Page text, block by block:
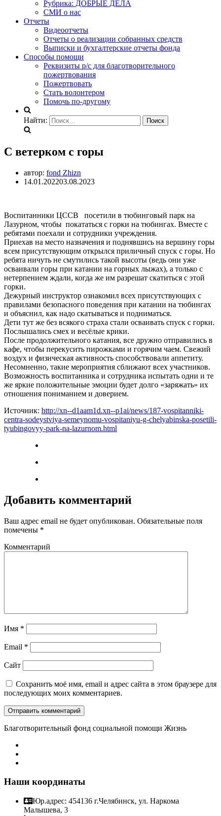
Рубрика: ДОБРЫЕ ДЕЛА
СМИ о нас
Отчеты
Видеоотчеты
Отчеты о реализации собранных средств
Выписки и бухгалтерские отчеты фонда
Способы помощи
Реквизиты р/с для благотворительного
пожертвования
Пожертвовать
Стать волонтером
Помочь по-другому
Найти:
С ветерком с горы
автор: fond Zhizn
14.01.202203.08.2023
Воспитанники ЦССВ посетили в тюбинговый парк на
Лазурном, чтобы покататься с горки на тюбингах. Вместе с
ребятами поехали и сотрудники учреждения.
Приехав на место назначения и поднявшись на вершину горы
всем присутствующим открылся приличный спуск с горы. Но
ребята ничуть не смутились такой высоты (ведь они уже
осваивали горы при катании на горных лыжах), а только с
нетерпением ждали, когда же им разрешат скатиться с этой
горки.
Дежурный инструктор ознакомил всех присутствующих с
правилами безопасного поведения при катании на тюбингах
и объяснил, как надо скатываться и подниматься.
Дети тут же без всякого страха стали осваивать спуск с горки.
Послышались смех и весёлые крики.
После продолжительного катания, все дружно отправились в
кафе, чтобы перекусить пирожками и горячим чаем. Свежий
воздух и физическая активность способствовали аппетиту.
Несомненно, такие мероприятия сближают всех участников.
Возможность воспитанника и сотрудника испытать одни и те
же яркие положительные эмоции будет долго «заряжать» их
отношения пониманием и доверием.
Источник: http://xn--d1aam1d.xn--p1ai/news/187-vospitanniki-
centra-sodeystviya-semeynomu-vospitaniyu-g-chelyabinska-posetili-
tyubingovyy-park-na-lazurnom.html
Добавить комментарий
Ваш адрес email не будет опубликован. Обязательные поля
помечены *
Комментарий
Имя *
Email *
Сайт
Сохранить моё имя, email и адрес сайта в этом браузере для
последующих моих комментариев.
Благотворительный фонд социальной помощи Жизнь
Наши координаты
Юр.адрес: 454136 г.Челябинск, ул. Наркома
Малышева, 3